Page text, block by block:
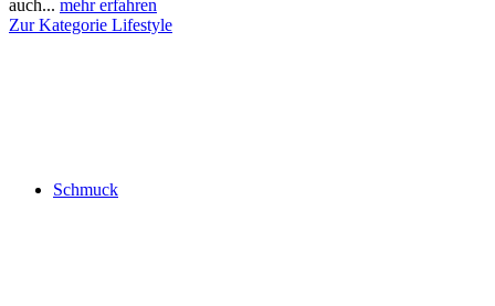
auch... mehr erfahren
Zur Kategorie Lifestyle
Schmuck